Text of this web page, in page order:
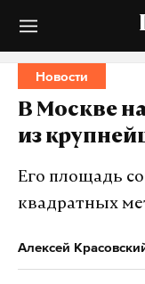
Новости
В Москве
из
Его площадь
квадратных
Алексей